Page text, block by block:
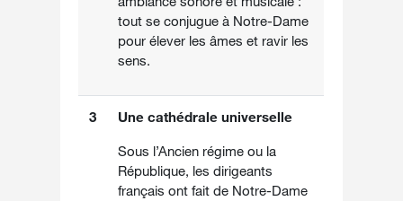
tout se conjugue à Notre-Dame
pour élever les âmes et ravir les
sens.
3 Une cathédrale universelle
Sous l’Ancien régime ou la
République, les dirigeants
français ont fait de Notre-Dame